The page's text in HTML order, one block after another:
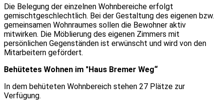
Die Belegung der einzelnen Wohnbereiche erfolgt
gemischtgeschlechtlich. Bei der Gestaltung des eigenen bzw.
gemeinsamen Wohnraumes sollen die Bewohner aktiv
mitwirken. Die Möblierung des eigenen Zimmers mit
persönlichen Gegenständen ist erwünscht und wird von den
Mitarbeitern gefördert.
Behütetes Wohnen im ″Haus Bremer Weg“
In dem behüteten Wohnbereich stehen 27 Plätze zur
Verfügung.